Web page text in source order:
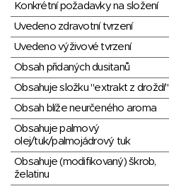
Konkrétní požadavky na složení
Uvedeno zdravotní tvrzení
Uvedeno výživové tvrzení
Obsah přidaných dusitanů
Obsahuje složku "extrakt z droždí"
Obsah blíže neurčeného aroma
Obsahuje palmový
olej/tuk/palmojádrový tuk
Obsahuje (modifikovaný) škrob,
želatinu